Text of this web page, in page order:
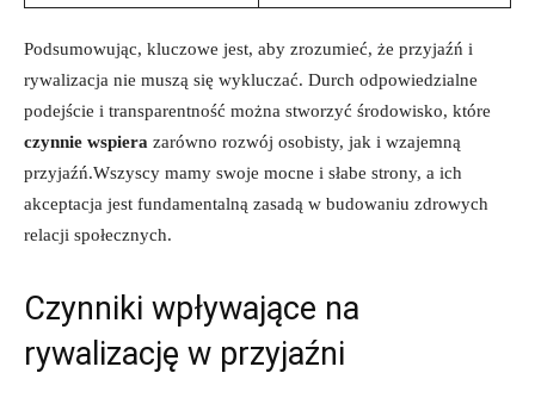
Podsumowując, kluczowe jest, aby zrozumieć, że ⁤przyjaźń i
rywalizacja nie‍ muszą się ⁤wykluczać. Durch odpowiedzialne
podejście i transparentność można ‌stworzyć⁣ środowisko, które
czynnie wspiera zarówno rozwój osobisty, jak i wzajemną
przyjaźń.Wszyscy mamy swoje⁣ mocne i słabe strony, a ich
akceptacja jest ​fundamentalną zasadą w⁣ budowaniu zdrowych
relacji społecznych.
Czynniki wpływające‌ na
rywalizację w przyjaźni